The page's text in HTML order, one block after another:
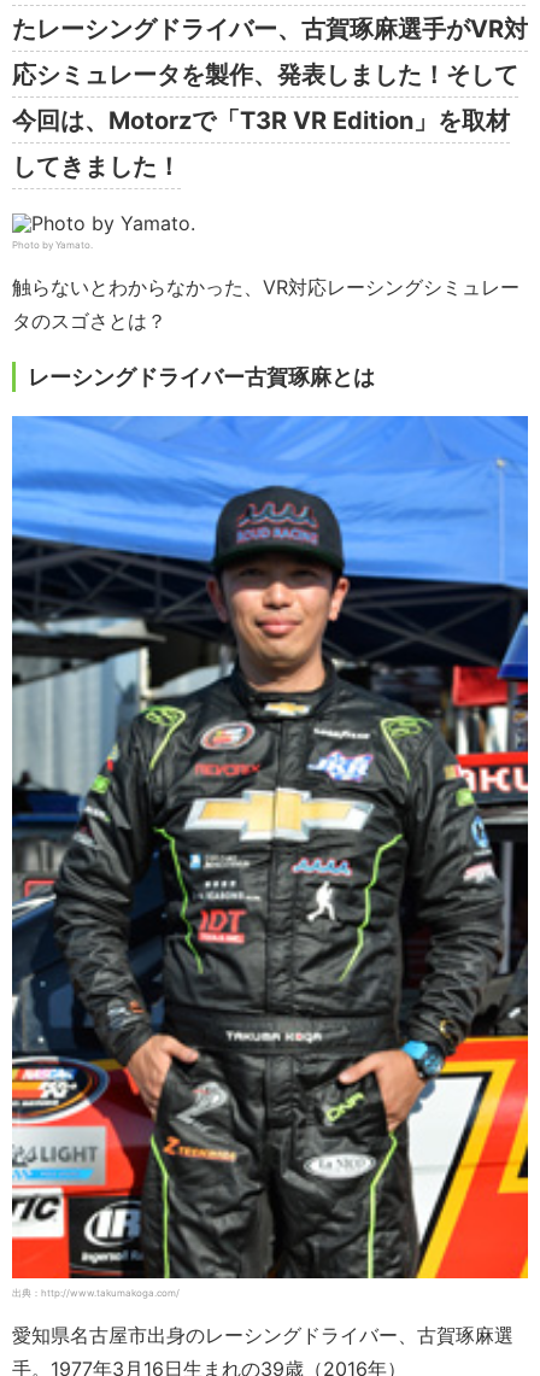
たレーシングドライバー、古賀琢麻選手がVR対
応シミュレータを製作、発表しました！そして
今回は、Motorzで「T3R VR Edition」を取材
してきました！
Photo by Yamato.
触らないとわからなかった、VR対応レーシングシミュレー
タのスゴさとは？
レーシングドライバー古賀琢麻とは
出典：http://www.takumakoga.com/
愛知県名古屋市出身のレーシングドライバー、古賀琢麻選
手。1977年3月16日生まれの39歳（2016年）